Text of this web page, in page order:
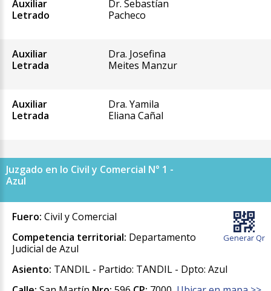
Auxiliar
Letrado
Dr. Sebastían
Pacheco
Auxiliar
Letrada
Dra. Josefina
Meites Manzur
Auxiliar
Letrada
Dra. Yamila
Eliana Cañal
Juzgado en lo Civil y Comercial N° 1 -
Azul
Generar Qr
Fuero: Civil y Comercial
Competencia territorial: Departamento
Judicial de Azul
Asiento: TANDIL - Partido: TANDIL - Dpto: Azul